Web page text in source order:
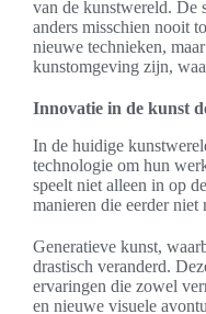
van de kunstwereld. De
anders misschien nooit
nieuwe technieken,
kunstomgeving zijn,
Innovatie in de kunst
In de huidige
technologie om hun
speelt niet alleen in op
manieren die eerder
Generatieve kunst,
drastisch veranderd.
ervaringen die zowel
en nieuwe visuele